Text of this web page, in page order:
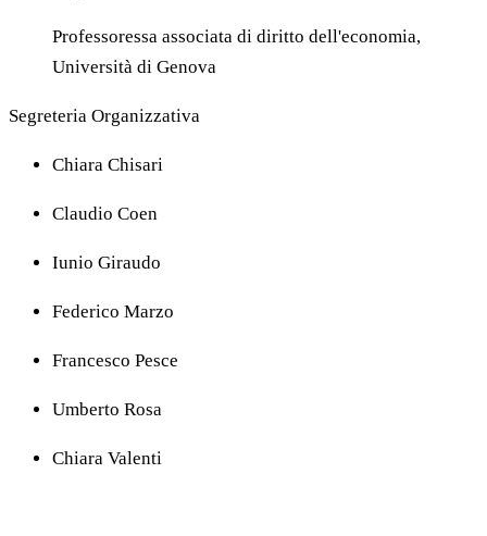
Professoressa associata di diritto dell'economia,
Università di Genova
Segreteria Organizzativa
Chiara Chisari
Claudio Coen
Iunio Giraudo
Federico Marzo
Francesco Pesce
Umberto Rosa
Chiara Valenti